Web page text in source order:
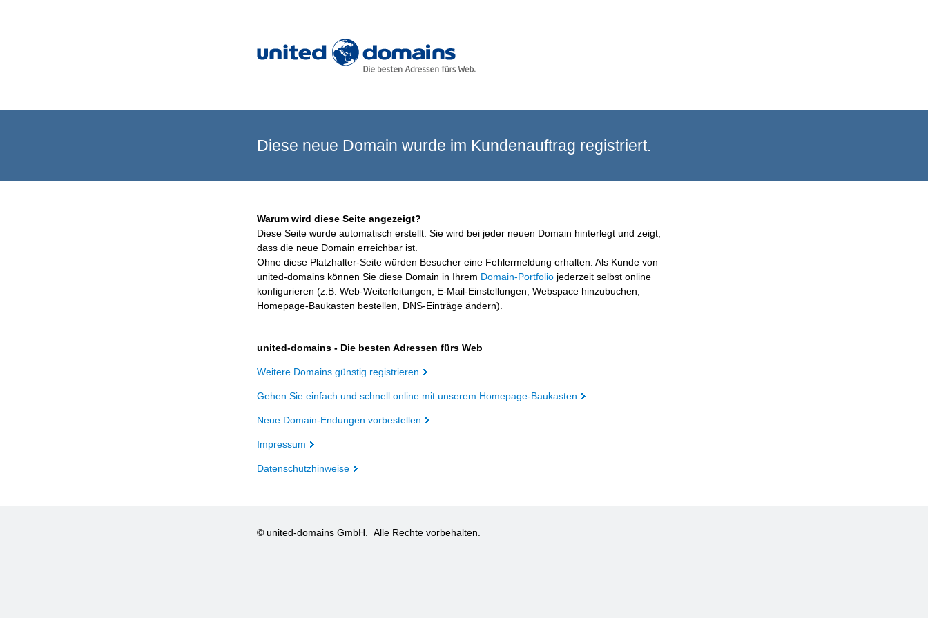
Diese neue Domain wurde im Kundenauftrag registriert.
Warum wird diese Seite angezeigt?
Diese Seite wurde automatisch erstellt. Sie wird bei jeder neuen Domain hinterlegt und zeigt,
dass die neue Domain erreichbar ist.
Ohne diese Platzhalter-Seite würden Besucher eine Fehlermeldung erhalten. Als Kunde von
united-domains können Sie diese Domain in Ihrem Domain-Portfolio jederzeit selbst online
konfigurieren (z.B. Web-Weiterleitungen, E-Mail-Einstellungen, Webspace hinzubuchen,
Homepage-Baukasten bestellen, DNS-Einträge ändern).
united-domains - Die besten Adressen fürs Web
Weitere Domains günstig registrieren
Gehen Sie einfach und schnell online mit unserem Homepage-Baukasten
Neue Domain-Endungen vorbestellen
Impressum
Datenschutzhinweise
© united-domains GmbH. Alle Rechte vorbehalten.